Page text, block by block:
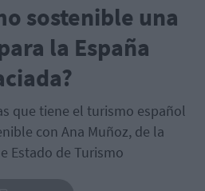
sostenible una
la España
que tiene el turismo español
con Ana Muñoz, de la
Estado de Turismo